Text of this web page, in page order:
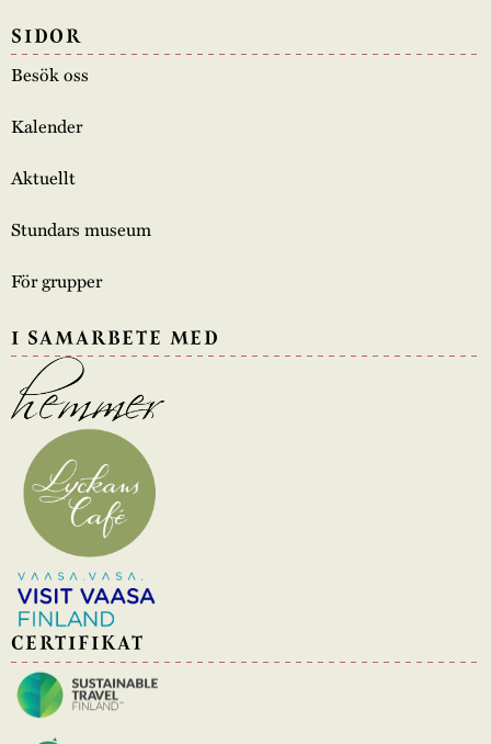
SIDOR
Besök oss
Kalender
Aktuellt
Stundars museum
För grupper
I SAMARBETE MED
CERTIFIKAT